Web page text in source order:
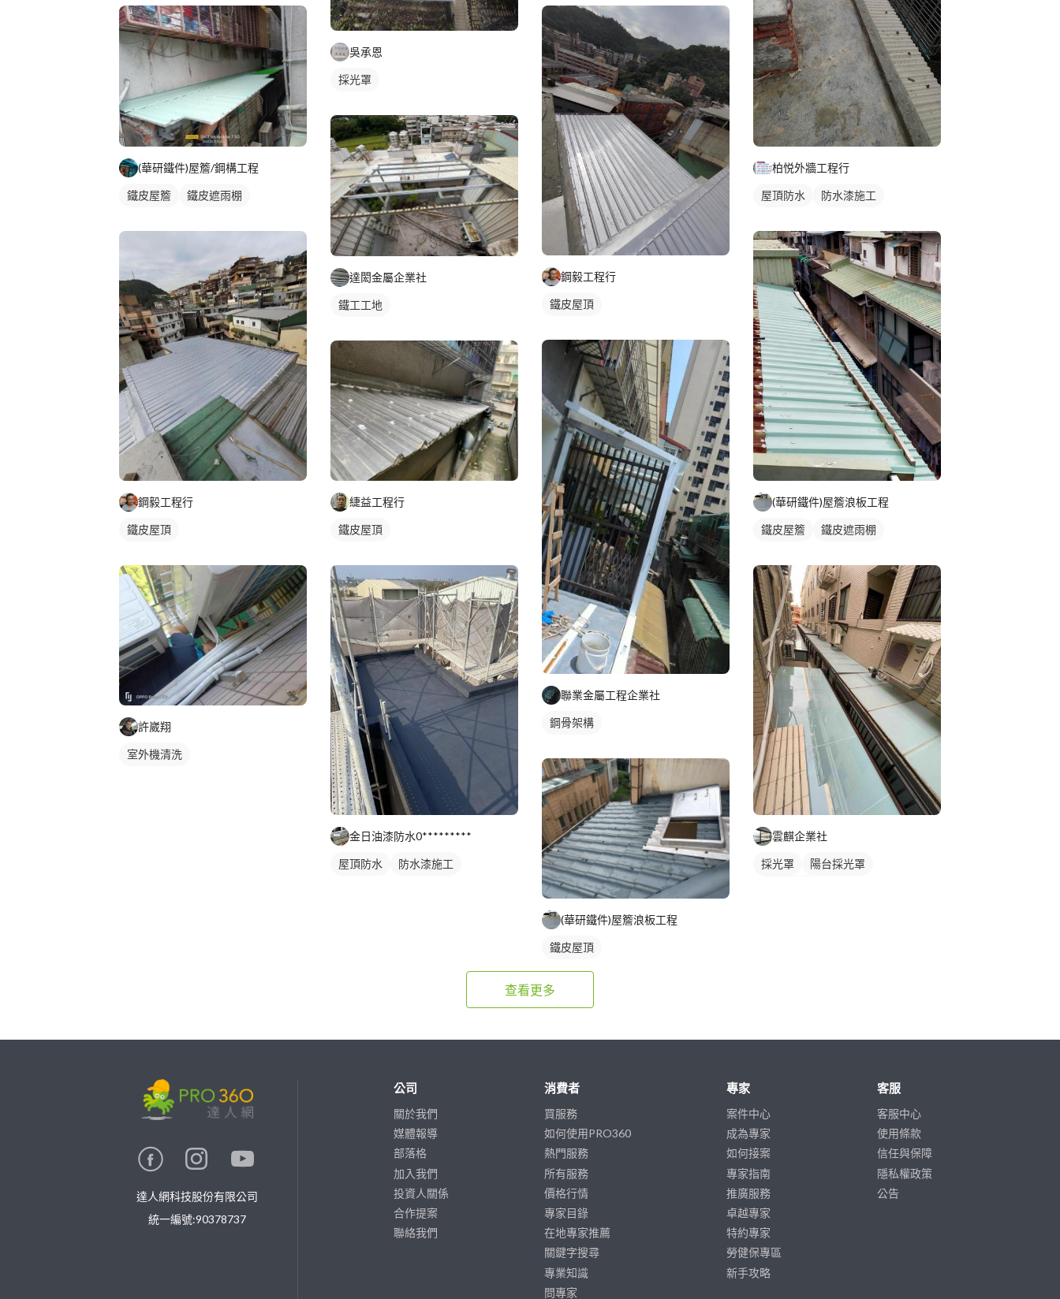
(華研鐵件)屋簷/鋼構工程
鐵皮屋簷 鐵皮遮雨棚
鋼毅工程行
鐵皮屋頂
許崴翔
室外機清洗
吳承恩
採光罩
達閎金屬企業社
鐵工工地
緁益工程行
鐵皮屋頂
金日油漆防水0*********
屋頂防水 防水漆施工
鋼毅工程行
鐵皮屋頂
聯業金屬工程企業社
鋼骨架構
(華研鐵件)屋簷浪板工程
鐵皮屋頂
柏悦外牆工程行
屋頂防水 防水漆施工
(華研鐵件)屋簷浪板工程
鐵皮屋簷 鐵皮遮雨棚
雲麒企業社
採光罩
陽台採光罩
查看更多
達人網科技股份有限公司
統一編號:90378737
公司
關於我們
媒體報導
部落格
加入我們
投資人關係
合作提案
聯絡我們
消費者
買服務
如何使用PRO360
熱門服務
所有服務
價格行情
專家目錄
在地專家推薦
關鍵字搜尋
專業知識
問專家
專家
案件中心
成為專家
如何接案
專家指南
推廣服務
卓越專家
特約專家
勞健保專區
新手攻略
客服
客服中心
使用條款
信任與保障
隱私權政策
公告